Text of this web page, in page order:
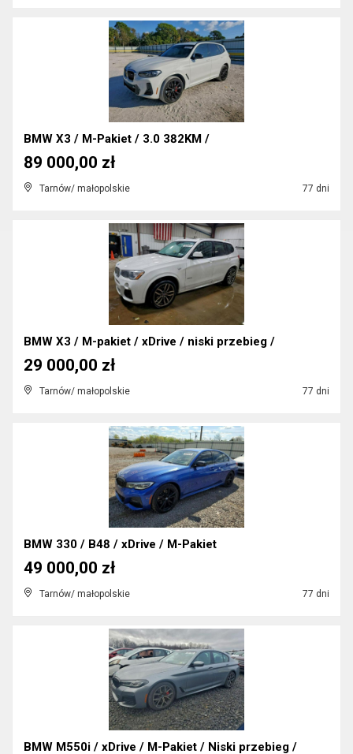
BMW X3 / M-Pakiet / 3.0 382KM /
Tarnów/ małopolskie 77 dni
89 000,00 zł
BMW X3 / M-pakiet / xDrive / niski przebieg /
Tarnów/ małopolskie 77 dni
29 000,00 zł
BMW 330 / B48 / xDrive / M-Pakiet
Tarnów/ małopolskie 77 dni
49 000,00 zł
BMW M550i / xDrive / M-Pakiet / Niski przebieg /